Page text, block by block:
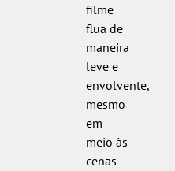
filme
flua de
maneira
leve e
envolvente,
mesmo
em
meio às
cenas